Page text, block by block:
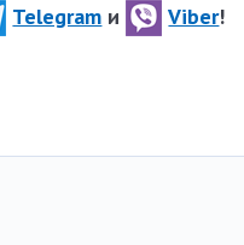
Telegram и Viber!